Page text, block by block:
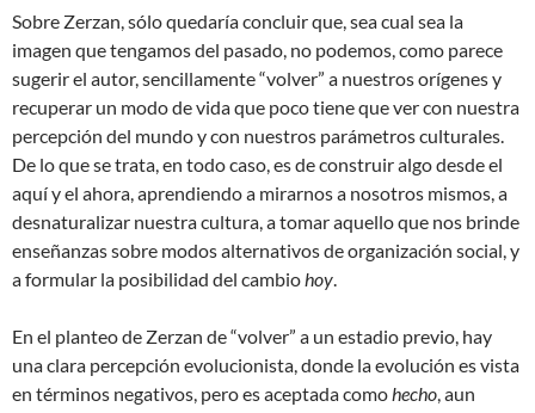
Sobre Zerzan, sólo quedaría concluir que, sea cual sea la
imagen que tengamos del pasado, no podemos, como parece
sugerir el autor, sencillamente “volver” a nuestros orígenes y
recuperar un modo de vida que poco tiene que ver con nuestra
percepción del mundo y con nuestros parámetros culturales.
De lo que se trata, en todo caso, es de construir algo desde el
aquí y el ahora, aprendiendo a mirarnos a nosotros mismos, a
desnaturalizar nuestra cultura, a tomar aquello que nos brinde
enseñanzas sobre modos alternativos de organización social, y
a formular la posibilidad del cambiohoy.
En el planteo de Zerzan de “volver” a un estadio previo, hay
una clara percepción evolucionista, donde la evolución es vista
en términos negativos, pero es aceptada comohecho, aun